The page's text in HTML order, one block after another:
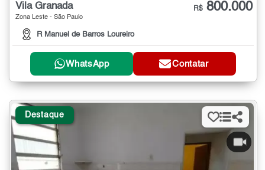
Vila Granada
Zona Leste - São Paulo
R Manuel de Barros Loureiro
R$ 800.000
WhatsApp Contatar
Destaque